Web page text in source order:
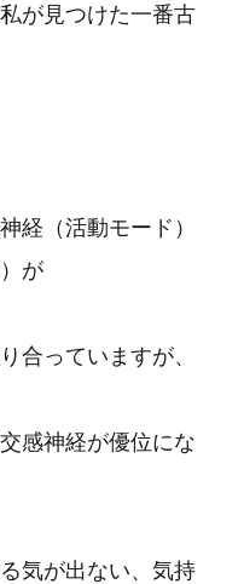
が見つけた一番古
経（活動モード）
が
合っていますが、
感神経が優位にな
気が出ない、気持